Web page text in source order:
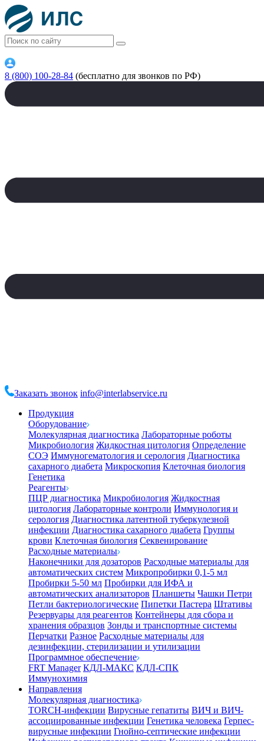
8 (800) 100-28-84 (бесплатно для звонков по РФ)
Заказать звонок info@interlabservice.ru
Продукция
Оборудование
Молекулярная диагностика Лабораторные роботы
Микробиология Жидкостная цитология Определение
СОЭ Иммуногематология и серология Диагностика
сахарного диабета Микроскопия Клеточная биология
Генетика
Реагенты
ПЦР диагностика Микробиология Жидкостная
цитология Лабораторные контроли Иммунология и
серология Диагностика латентной туберкулезной
инфекции Диагностика сахарного диабета Группы
крови Клеточная биология Секвенирование
Расходные материалы
Наконечники для дозаторов Расходные материалы для
автоматических систем Микропробирки 0,1-5 мл
Пробирки 5-50 мл Пробирки для ИФА и
автоматических анализаторов Планшеты Чашки Петри
Петли бактериологические Пипетки Пастера Штативы
Резервуары для реагентов Контейнеры для сбора и
хранения образцов Зонды и транспортные системы
Перчатки Разное Расходные материалы для
дезинфекции, стерилизации и утилизации
Программное обеспечение
FRT Manager КДЛ-МАКС КДЛ-СПК
Иммунохимия
Направления
Молекулярная диагностика
TORCH-инфекции Вирусные гепатиты ВИЧ и ВИЧ-
ассоциированные инфекции Генетика человека Герпес-
вирусные инфекции Гнойно-септические инфекции